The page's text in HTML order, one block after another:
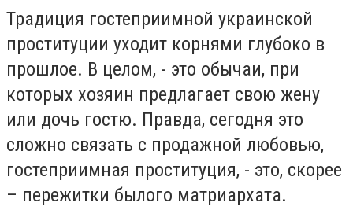
Традиция гостеприимной украинской
проституции уходит корнями глубоко в
прошлое. В целом, - это обычаи, при
которых хозяин предлагает свою жену
или дочь гостю. Правда, сегодня это
сложно связать с продажной любовью,
гостеприимная проституция, - это, скорее
– пережитки былого матриархата.